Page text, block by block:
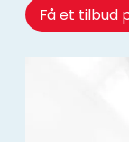
Få et tilbud